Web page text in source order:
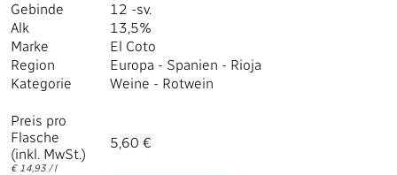
Gebinde
12 -sv.
Alk
13,5%
Marke
El Coto
Region
Europa - Spanien - Rioja
Kategorie
Weine - Rotwein
Preis pro
Flasche
(inkl. MwSt.)
€ 14,93 / l
5,60 €